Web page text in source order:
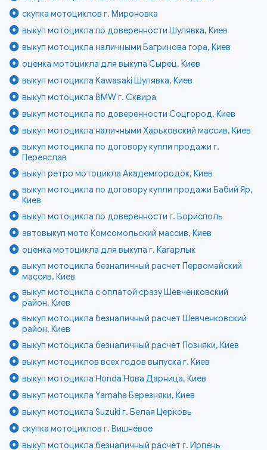
скупка мотоциклов г. Мироновка
выкуп мотоцикла по доверенности Шулявка, Киев
выкуп мотоцикла наличными Багринова гора, Киев
оценка мотоцикла для выкупа Сырец, Киев
выкуп мотоцикла Kawasaki Шулявка, Киев
выкуп мотоцикла BMW г. Сквира
выкуп мотоцикла по доверенности Соцгород, Киев
выкуп мотоцикла наличными Харьковский массив, Киев
выкуп мотоцикла по договору купли продажи г.
Переяслав
выкуп ретро мотоцикла Академгородок, Киев
выкуп мотоцикла по договору купли продажи Бабий Яр,
Киев
выкуп мотоцикла по доверенности г. Борисполь
автовыкуп мото Комсомольский массив, Киев
оценка мотоцикла для выкупа г. Кагарлык
выкуп мотоцикла безналичный расчет Первомайский
массив, Киев
выкуп мотоцикла с оплатой сразу Шевченковский
район, Киев
выкуп мотоцикла безналичный расчет Шевченковский
район, Киев
выкуп мотоцикла безналичный расчет Позняки, Киев
выкуп мотоциклов всех годов выпуска г. Киев
выкуп мотоцикла Honda Нова Дарница, Киев
выкуп мотоцикла Yamaha Березняки, Киев
выкуп мотоцикла Suzuki г. Белая Церковь
скупка мотоциклов г. Вишнёвое
выкуп мотоцикла безналичный расчет г. Ирпень